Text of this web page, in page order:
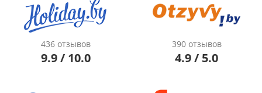
436 отзывов
9.9 / 10.0
390 отзывов
4.9 / 5.0